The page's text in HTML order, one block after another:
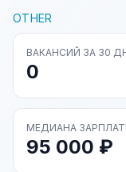
OTHER
ВАКАНСИЙ ЗА 30
0
МЕДИАНА
95 000 ₽